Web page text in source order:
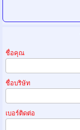
ชื่อคุณ
ชื่อบริษัท
เบอร์ติดต่อ